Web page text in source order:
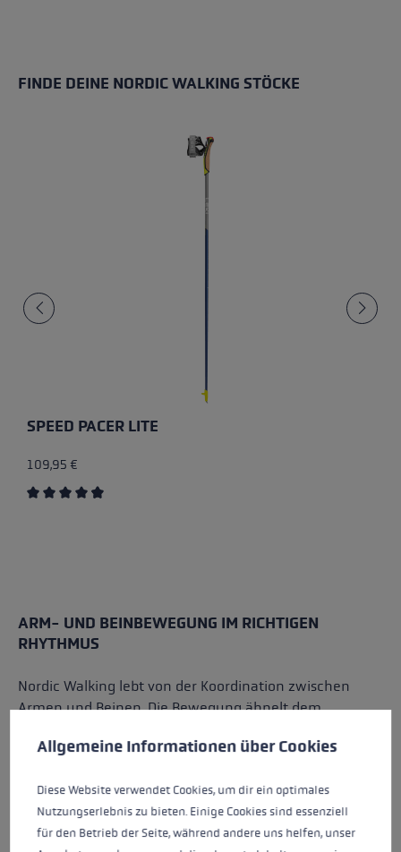
FINDE DEINE NORDIC WALKING STÖCKE
SPEED PACER LITE
109,95 €
ARM- UND BEINBEWEGUNG IM RICHTIGEN
RHYTHMUS
Nordic Walking lebt von der Koordination zwischen
Armen und Beinen. Die Bewegung ähnelt dem
ausgeführt.
Der Ablauf ist einfach:
rechter Arm und linkes Bein bewegen sich
gemeinsam nach vorne
Cookie-Voreinstellungen
Allgemeine Informationen über Cookies
Diese Website verwendet Cookies, um dir ein optimales
Nutzungserlebnis zu bieten. Einige Cookies sind essenziell
für den Betrieb der Seite, während andere uns helfen, unser